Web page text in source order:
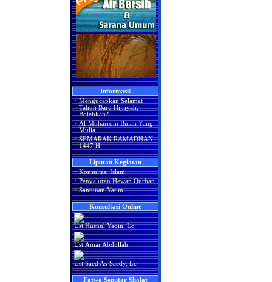
Informasi!
· Mengucapkan Selamat
Tahun Baru Hijriyah,
Bolehkah?
· Al-Muharrom Bulan Yang
Mulia
· SEMARAK RAMADHAN
1447 H
Liputan Kegiatan
· Konsultasi Islam
· Penyaluran Hewan Qurban
· Santunan Yatim
Konsultasi Online
Ust.Husnul Yaqin, Lc
Ust.Amar Abdullah
Ust.Saed As-Saedy, Lc
Fatwa Seputar Sholat